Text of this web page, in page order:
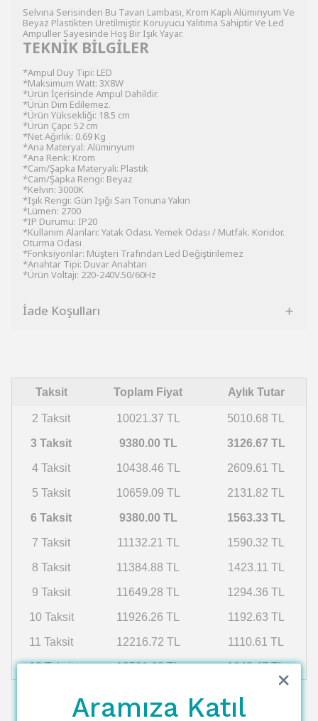
Selvına Serisinden Bu Tavan Lambası, Krom Kaplı Alüminyum Ve
Beyaz Plastikten Üretilmiştir. Koruyucu Yalıtıma Sahiptir Ve Led
Ampuller Sayesinde Hoş Bir Işık Yayar.
TEKNİK BİLGİLER
*Ampul Duy Tipi: LED
*Maksimum Watt: 3X8W
*Ürün İçerisinde Ampul Dahildir.
*Ürün Dim Edilemez.
*Ürün Yüksekliği: 18.5 cm
*Ürün Çapı: 52 cm
*Net Ağırlık: 0.69 Kg
*Ana Materyal: Alüminyum
*Ana Renk: Krom
*Cam/Şapka Materyali: Plastik
*Cam/Şapka Rengi: Beyaz
*Kelvın: 3000K
*Işık Rengi: Gün Işığı Sarı Tonuna Yakın
*Lümen: 2700
*IP Durumu: IP20
*Kullanım Alanları: Yatak Odası. Yemek Odası / Mutfak. Koridor.
Oturma Odası
*Fonksiyonlar: Müşteri Trafından Led Değiştirilemez
*Anahtar Tipi: Duvar Anahtarı
*Ürün Voltajı: 220-240V.50/60Hz
İade Koşulları
Taksit Toplam Fiyat Aylık Tutar
2 Taksit 10021.37 TL 5010.68 TL
3 Taksit 9380.00 TL 3126.67 TL
4 Taksit 10438.46 TL 2609.61 TL
5 Taksit 10659.09 TL 2131.82 TL
6 Taksit 9380.00 TL 1563.33 TL
7 Taksit 11132.21 TL 1590.32 TL
8 Taksit 11384.88 TL 1423.11 TL
9 Taksit 11649.28 TL 1294.36 TL
10 Taksit 11926.26 TL 1192.63 TL
11 Taksit 12216.72 TL 1110.61 TL
12 Taksit 12521.69 TL 1043.47 TL
Aramıza Katıl